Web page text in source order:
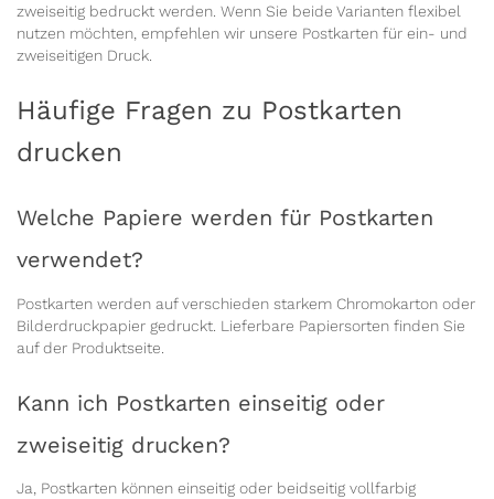
zweiseitig bedruckt werden. Wenn Sie beide Varianten flexibel
nutzen möchten, empfehlen wir unsere Postkarten für ein- und
zweiseitigen Druck
Häufige Fragen zu Postkarten
drucken
Welche Papiere werden für Postkarten
verwendet?
Postkarten werden auf verschieden starkem Chromokarton oder
Bilderdruckpapier gedruckt. Lieferbare Papiersorten finden Sie
auf der Produktseite.
Kann ich Postkarten einseitig oder
zweiseitig drucken?
Ja, Postkarten können einseitig oder beidseitig vollfarbig